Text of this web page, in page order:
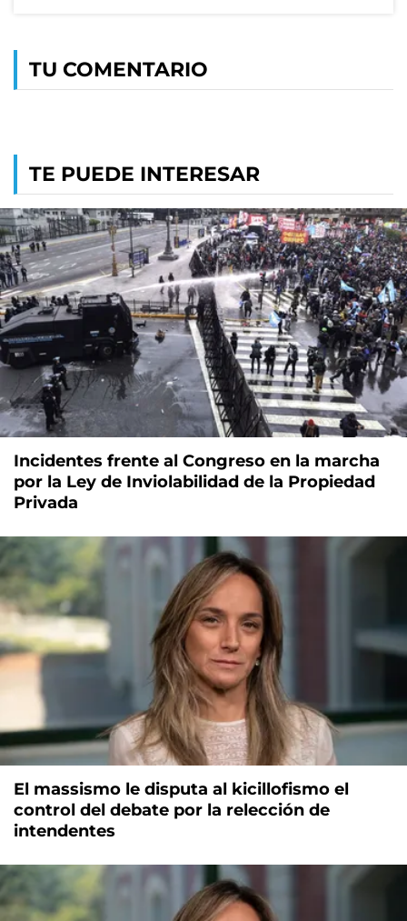
TU COMENTARIO
TE PUEDE INTERESAR
Incidentes frente al Congreso en la marcha
por la Ley de Inviolabilidad de la Propiedad
Privada
El massismo le disputa al kicillofismo el
control del debate por la relección de
intendentes